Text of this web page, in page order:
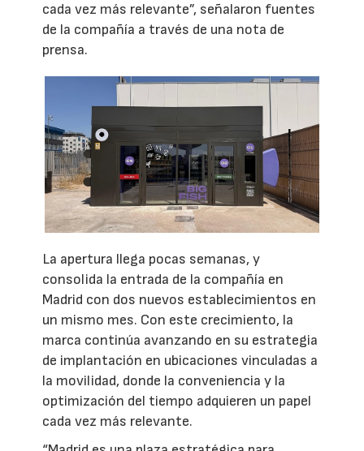
cada vez más relevante”, señalaron fuentes
de la compañía a través de una nota de
prensa.
La apertura llega pocas semanas, y
consolida la entrada de la compañía en
Madrid con dos nuevos establecimientos en
un mismo mes. Con este crecimiento, la
marca continúa avanzando en su estrategia
de implantación en ubicaciones vinculadas a
la movilidad, donde la conveniencia y la
optimización del tiempo adquieren un papel
cada vez más relevante.